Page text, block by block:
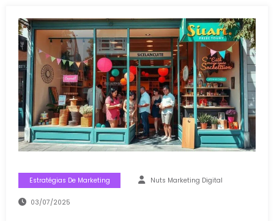
Estratégias De Marketing Nuts Marketing Digital
03/07/2025